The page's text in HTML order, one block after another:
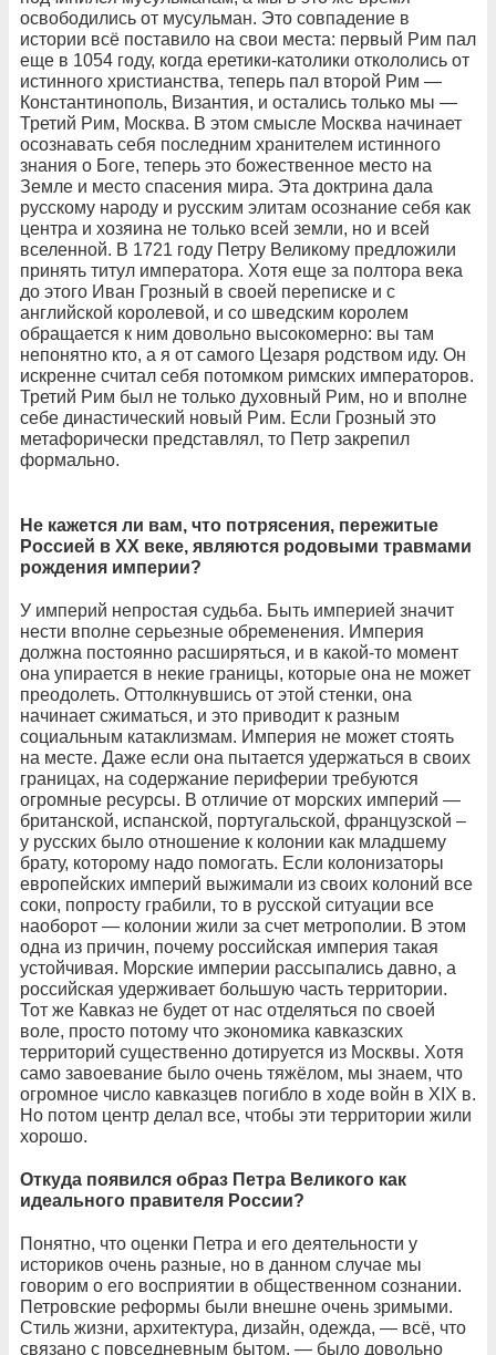
освободились от мусульман. Это совпадение в
истории всё поставило на свои места: первый Рим пал
еще в 1054 году, когда еретики-католики откололись от
истинного христианства, теперь пал второй Рим —
Константинополь, Византия, и остались только мы —
Третий Рим, Москва. В этом смысле Москва начинает
осознавать себя последним хранителем истинного
знания о Боге, теперь это божественное место на
Земле и место спасения мира. Эта доктрина дала
русскому народу и русским элитам осознание себя как
центра и хозяина не только всей земли, но и всей
вселенной. В 1721 году Петру Великому предложили
принять титул императора. Хотя еще за полтора века
до этого Иван Грозный в своей переписке и с
английской королевой, и со шведским королем
обращается к ним довольно высокомерно: вы там
непонятно кто, а я от самого Цезаря родством иду. Он
искренне считал себя потомком римских императоров.
Третий Рим был не только духовный Рим, но и вполне
себе династический новый Рим. Если Грозный это
метафорически представлял, то Петр закрепил
формально.
Не кажется ли вам, что потрясения, пережитые
Россией в ХХ веке, являются родовыми травмами
рождения империи?
У империй непростая судьба. Быть империей значит
нести вполне серьезные обременения. Империя
должна постоянно расширяться, и в какой-то момент
она упирается в некие границы, которые она не может
преодолеть. Оттолкнувшись от этой стенки, она
начинает сжиматься, и это приводит к разным
социальным катаклизмам. Империя не может стоять
на месте. Даже если она пытается удержаться в своих
границах, на содержание периферии требуются
огромные ресурсы. В отличие от морских империй —
британской, испанской, португальской, французской –
у русских было отношение к колонии как младшему
брату, которому надо помогать. Если колонизаторы
европейских империй выжимали из своих колоний все
соки, попросту грабили, то в русской ситуации все
наоборот — колонии жили за счет метрополии. В этом
одна из причин, почему российская империя такая
устойчивая. Морские империи рассыпались давно, а
российская удерживает большую часть территории.
Тот же Кавказ не будет от нас отделяться по своей
воле, просто потому что экономика кавказских
территорий существенно дотируется из Москвы. Хотя
само завоевание было очень тяжёлом, мы знаем, что
огромное число кавказцев погибло в ходе войн в XIX в.
Но потом центр делал все, чтобы эти территории жили
хорошо.
Откуда появился образ Петра Великого как
идеального правителя России?
Понятно, что оценки Петра и его деятельности у
историков очень разные, но в данном случае мы
говорим о его восприятии в общественном сознании.
Петровские реформы были внешне очень зримыми.
Стиль жизни, архитектура, дизайн, одежда, — всё, что
связано с повседневным бытом, — было довольно